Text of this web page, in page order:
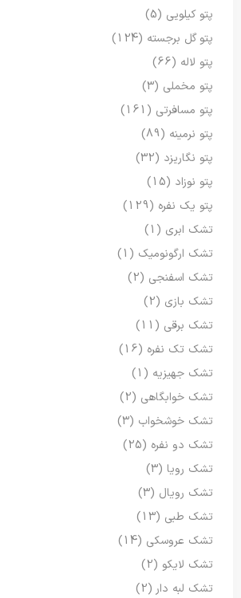
پتو کیلویی (5)
پتو گل برجسته (124)
پتو لاله (66)
پتو مخملی (3)
پتو مسافرتی (161)
پتو نرمینه (89)
پتو نگاریزد (32)
پتو نوزاد (15)
پتو یک نفره (129)
تشک ابری (1)
تشک ارگونومیک (1)
تشک اسفنجی (2)
تشک بازی (2)
تشک برقی (11)
تشک تک نفره (16)
تشک جهیزیه (1)
تشک خوابگاهی (2)
تشک خوشخواب (3)
تشک دو نفره (25)
تشک رویا (3)
تشک رویال (3)
تشک طبی (13)
تشک عروسکی (14)
تشک لایکو (2)
تشک لبه دار (2)